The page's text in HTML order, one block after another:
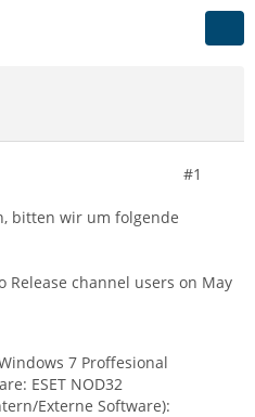
#1
bitten wir um folgende
Release channel users on May
7 Proffesional
ESET NOD32
Externe Software):